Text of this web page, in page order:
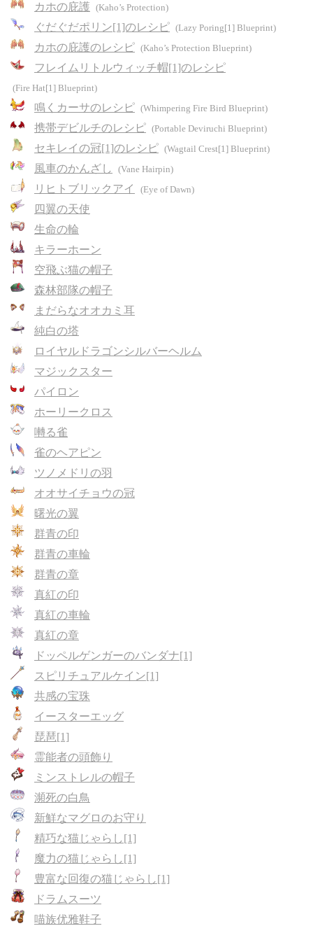
カホの庇護 (Kaho’s Protection)
ぐだぐだポリン[1]のレシピ (Lazy Poring[1] Blueprint)
カホの庇護のレシピ (Kaho’s Protection Blueprint)
フレイムリトルウィッチ帽[1]のレシピ
(Fire Hat[1] Blueprint)
鳴くカーサのレシピ (Whimpering Fire Bird Blueprint)
携帯デビルチのレシピ (Portable Deviruchi Blueprint)
セキレイの冠[1]のレシピ (Wagtail Crest[1] Blueprint)
風車のかんざし (Vane Hairpin)
リヒトブリックアイ (Eye of Dawn)
四翼の天使
生命の輪
キラーホーン
空飛ぶ猫の帽子
森林部隊の帽子
まだらなオオカミ耳
純白の塔
ロイヤルドラゴンシルバーヘルム
マジックスター
パイロン
ホーリークロス
囀る雀
雀のヘアピン
ツノメドリの羽
オオサイチョウの冠
曙光の翼
群青の印
群青の車輪
群青の章
真紅の印
真紅の車輪
真紅の章
ドッペルゲンガーのバンダナ[1]
スピリチュアルケイン[1]
共感の宝珠
イースターエッグ
琵琶[1]
霊能者の頭飾り
ミンストレルの帽子
瀕死の白鳥
新鮮なマグロのお守り
精巧な猫じゃらし[1]
魔力の猫じゃらし[1]
豊富な回復の猫じゃらし[1]
ドラムスーツ
喵族优雅鞋子